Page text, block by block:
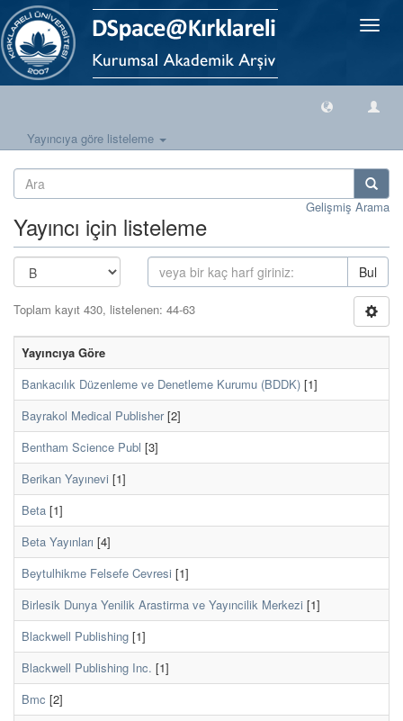
Geçiş
Yayıncıya göre listeleme
Gelişmiş Arama
Yayıncı için listeleme
Bul
Toplam kayıt 430, listelenen: 44-63
Yayıncıya Göre
Bankacılık Düzenleme ve Denetleme Kurumu (BDDK) [1]
Bayrakol Medical Publisher[2]
Bentham Science Publ [3]
Berikan Yayınevi [1]
Beta [1]
Beta Yayınları [4]
Beytulhikme Felsefe Cevresi [1]
Birlesik Dunya Yenilik Arastirma ve Yayıncilik Merkezi [1]
Blackwell Publishing [1]
Blackwell Publishing Inc. [1]
Bmc [2]